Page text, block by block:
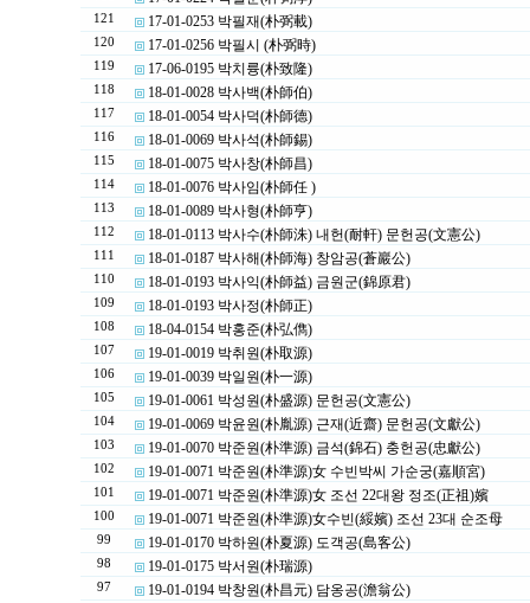
121 17-01-0253 박필재(朴弼載)
120 17-01-0256 박필시 (朴弼時)
119 17-06-0195 박치륭(朴致隆)
118 18-01-0028 박사백(朴師伯)
117 18-01-0054 박사덕(朴師德)
116 18-01-0069 박사석(朴師錫)
115 18-01-0075 박사창(朴師昌)
114 18-01-0076 박사임(朴師任 )
113 18-01-0089 박사형(朴師亨)
112 18-01-0113 박사수(朴師洙) 내헌(耐軒) 문헌공(文憲公)
111 18-01-0187 박사해(朴師海) 창암공(蒼巖公)
110 18-01-0193 박사익(朴師益) 금원군(錦原君)
109 18-01-0193 박사정(朴師正)
108 18-04-0154 박홍준(朴弘儁)
107 19-01-0019 박취원(朴取源)
106 19-01-0039 박일원(朴一源)
105 19-01-0061 박성원(朴盛源) 문헌공(文憲公)
104 19-01-0069 박윤원(朴胤源) 근재(近齋) 문헌공(文獻公)
103 19-01-0070 박준원(朴準源) 금석(錦石) 충헌공(忠獻公)
102 19-01-0071 박준원(朴準源)女 수빈박씨 가순궁(嘉順宮)
101 19-01-0071 박준원(朴準源)女 조선 22대왕 정조(正祖)嬪
100 19-01-0071 박준원(朴準源)女수빈(綏嬪) 조선 23대 순조母
99 19-01-0170 박하원(朴夏源) 도객공(島客公)
98 19-01-0175 박서원(朴瑞源)
97 19-01-0194 박창원(朴昌元) 담옹공(澹翁公)